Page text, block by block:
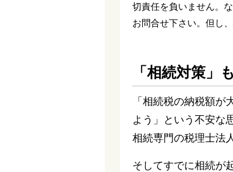
切責任を負いません。
お問合せ下さい。但し
「相続対策」
「相続税の納税額
よう」という不安な
相続専門の税理士法
そしてすでに相続が